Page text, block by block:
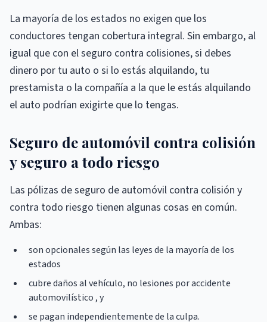
La mayoría de los estados no exigen que los
conductores tengan cobertura integral. Sin embargo, al
igual que con el seguro contra colisiones, si debes
dinero por tu auto o si lo estás alquilando, tu
prestamista o la compañía a la que le estás alquilando
el auto podrían exigirte que lo tengas.
Seguro de automóvil contra colisión
y seguro a todo riesgo
Las pólizas de seguro de automóvil contra colisión y
contra todo riesgo tienen algunas cosas en común.
Ambas:
son opcionales según las leyes de la mayoría de los
estados
cubre daños al vehículo, no lesiones por accidente
automovilístico , y
se pagan independientemente de la culpa.